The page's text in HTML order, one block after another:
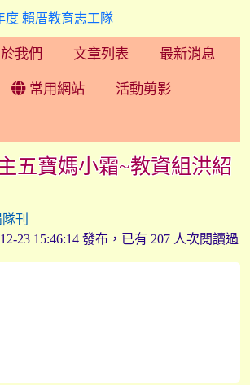
112學年度 賴厝教育志
我們 文章列表 最新消息
常用網站 活動剪影
五寶媽小霜~教資組洪紹
刊
23 15:46:14 發布，已有 207 人次閱讀過